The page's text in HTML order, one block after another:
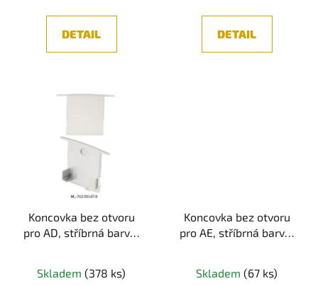
DETAIL DETAIL
Koncovka bez otvoru
pro AD, stříbrná barva,
Skladem (378 ks)
Koncovka bez otvoru
pro AE, stříbrná barva,
Skladem (67 ks)